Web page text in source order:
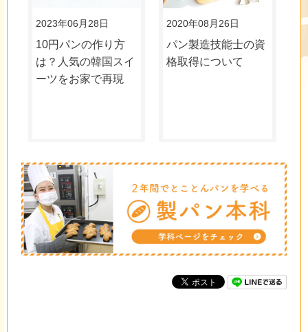
2023年06月28日
10円パンの作り方
は？人気の韓国スイ
ーツをお家で再現
2020年08月26日
パン製造技能士の資
格取得について